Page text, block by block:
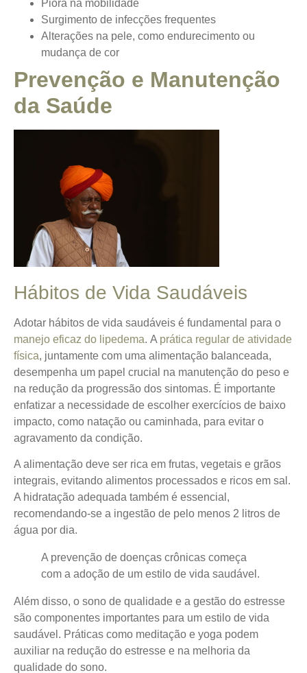
Piora na mobilidade
Surgimento de infecções frequentes
Alterações na pele, como endurecimento ou
mudança de cor
Prevenção e Manutenção
da Saúde
Hábitos de Vida Saudáveis
Adotar hábitos de vida saudáveis é fundamental para o
manejo eficaz do lipedema. A prática regular de atividade
física, juntamente com uma alimentação balanceada,
desempenha um papel crucial na manutenção do peso e
na redução da progressão dos sintomas. É importante
enfatizar a necessidade de escolher exercícios de baixo
impacto, como natação ou caminhada, para evitar o
agravamento da condição.
A alimentação deve ser rica em frutas, vegetais e grãos
integrais, evitando alimentos processados e ricos em sal.
A hidratação adequada também é essencial,
recomendando-se a ingestão de pelo menos 2 litros de
água por dia.
A prevenção de doenças crônicas começa
com a adoção de um estilo de vida saudável.
Além disso, o sono de qualidade e a gestão do estresse
são componentes importantes para um estilo de vida
saudável. Práticas como meditação e yoga podem
auxiliar na redução do estresse e na melhoria da
qualidade do sono.